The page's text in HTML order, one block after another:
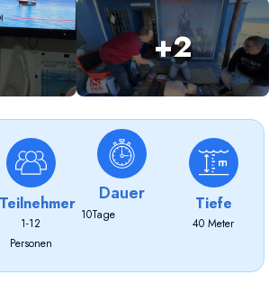
+2
Teilnehmer
1-12
Personen
Dauer
10Tage
Tiefe
40 Meter